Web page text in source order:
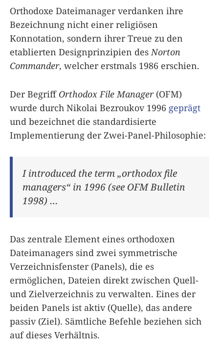
Orthodoxe Dateimanager verdanken ihre
Bezeichnung nicht einer religiösen
Konnotation, sondern ihrer Treue zu den
etablierten Designprinzipien des Norton
Commander, welcher erstmals 1986 erschien.
Der Begriff Orthodox File Manager(OFM)
wurde durch Nikolai Bezroukov 1996 geprägt
und bezeichnet die standardisierte
Implementierung der Zwei-Panel-Philosophie:
I introduced the term „orthodox file
managers“ in 1996 (see OFM Bulletin
1998) …
Das zentrale Element eines orthodoxen
Dateimanagers sind zwei symmetrische
Verzeichnisfenster (Panels), die es
ermöglichen, Dateien direkt zwischen Quell-
und Zielverzeichnis zu verwalten. Eines der
beiden Panels ist aktiv (Quelle), das andere
passiv (Ziel). Sämtliche Befehle beziehen sich
auf dieses Verhältnis.